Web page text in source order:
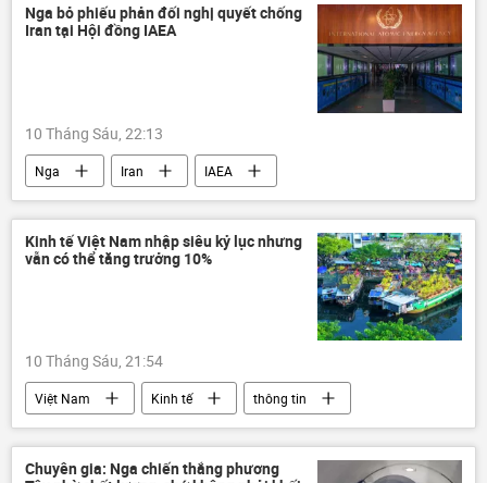
năng lượng
năng lượng hạt nhân
nhà máy điện hạt nhân
Nga bỏ phiếu phản đối nghị quyết chống
Iran tại Hội đồng IAEA
10 Tháng Sáu, 22:13
Nga Iran
IAEA
Trung Quốc
Thế giới
Kinh tế Việt Nam nhập siêu kỷ lục nhưng
vẫn có thể tăng trưởng 10%
10 Tháng Sáu, 21:54
Việt Nam Kinh tế thông tin
Chuyên gia: Nga chiến thắng phương